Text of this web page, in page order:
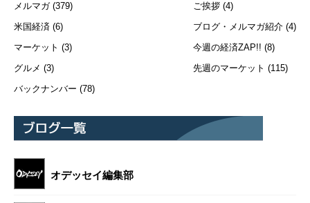
メルマガ(379)
米国経済 (6)
マーケット (3)
グルメ (3)
バックナンバー (78)
ご挨拶 (4)
ブログ・メルマガ紹介 (4)
今週の経済ZAP!! (8)
先週のマーケット (115)
オデッセイ編集部